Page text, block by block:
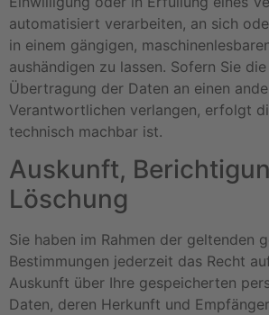
automatisiert verarbeiten, an sich
in einem gängigen,
aushändigen zu lassen. Sofern Sie
Übertragung der Daten an einen
Verantwortlichen verlangen, erfolgt
technisch machbar ist.
Auskunft,
Löschung
Sie haben im Rahmen der geltenden
Bestimmungen jederzeit das Recht
Auskunft über Ihre gespeicherten
Daten, deren Herkunft und